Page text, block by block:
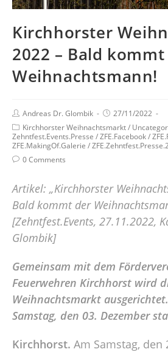
Kirchhorster
2022 – Bald
Weihnachtsmann!
Andreas Dr. Glombik
27/11/2022
Kirchhorster Weihnachtsmarkt/
Zehntfest.Events.Presse /ZFE.Facebook/
ZFE.MakingOf.Galerie /
0 Comments
Artikel: „Kirchhorster
Bald kommt der
[Zehntfest.Events, 27.11.2022,
Glombik]
Gemeinsam mit dem
Feuerwehren Kirchhorst wird
Weihnachtsmarkt
Samstag, den 03. Dezember
Kirchhorst. Am Samstag, den